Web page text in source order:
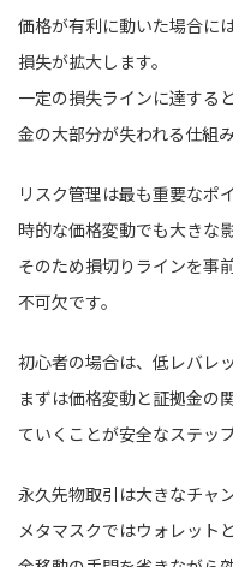
価格が有利に動いた場合に
損失が拡大します。
一定の損失ラインに達する
金の大部分が失われる仕組み
リスク管理は最も重要なポ
時的な価格変動でも大きな
そのため損切りラインを事
不可欠です。
初心者の場合は、低レバレ
まずは価格変動と証拠金の
ていくことが安全なステップ
永久先物取引は大きなチャ
メタマスクではウォレット